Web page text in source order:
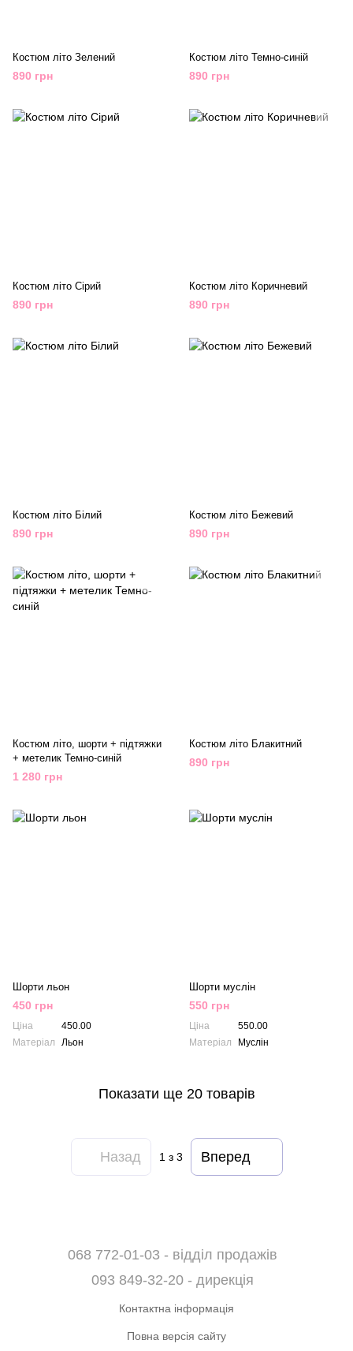
Костюм літо Зелений
890 грн
Костюм літо Темно-синій
890 грн
Костюм літо Сірий
890 грн
Костюм літо Коричневий
890 грн
Костюм літо Білий
890 грн
Костюм літо Бежевий
890 грн
Костюм літо, шорти + підтяжки
+ метелик Темно-синій
1 280 грн
Костюм літо Блакитний
890 грн
Шорти льон
450 грн
Ціна
450.00
Матеріал
Льон
Шорти муслін
550 грн
Ціна
550.00
Матеріал
Муслін
Показати ще 20 товарів
Назад 1 з 3 Вперед
068 772-01-03 - відділ продажів
093 849-32-20 - дирекція
Контактна інформація
Повна версія сайту